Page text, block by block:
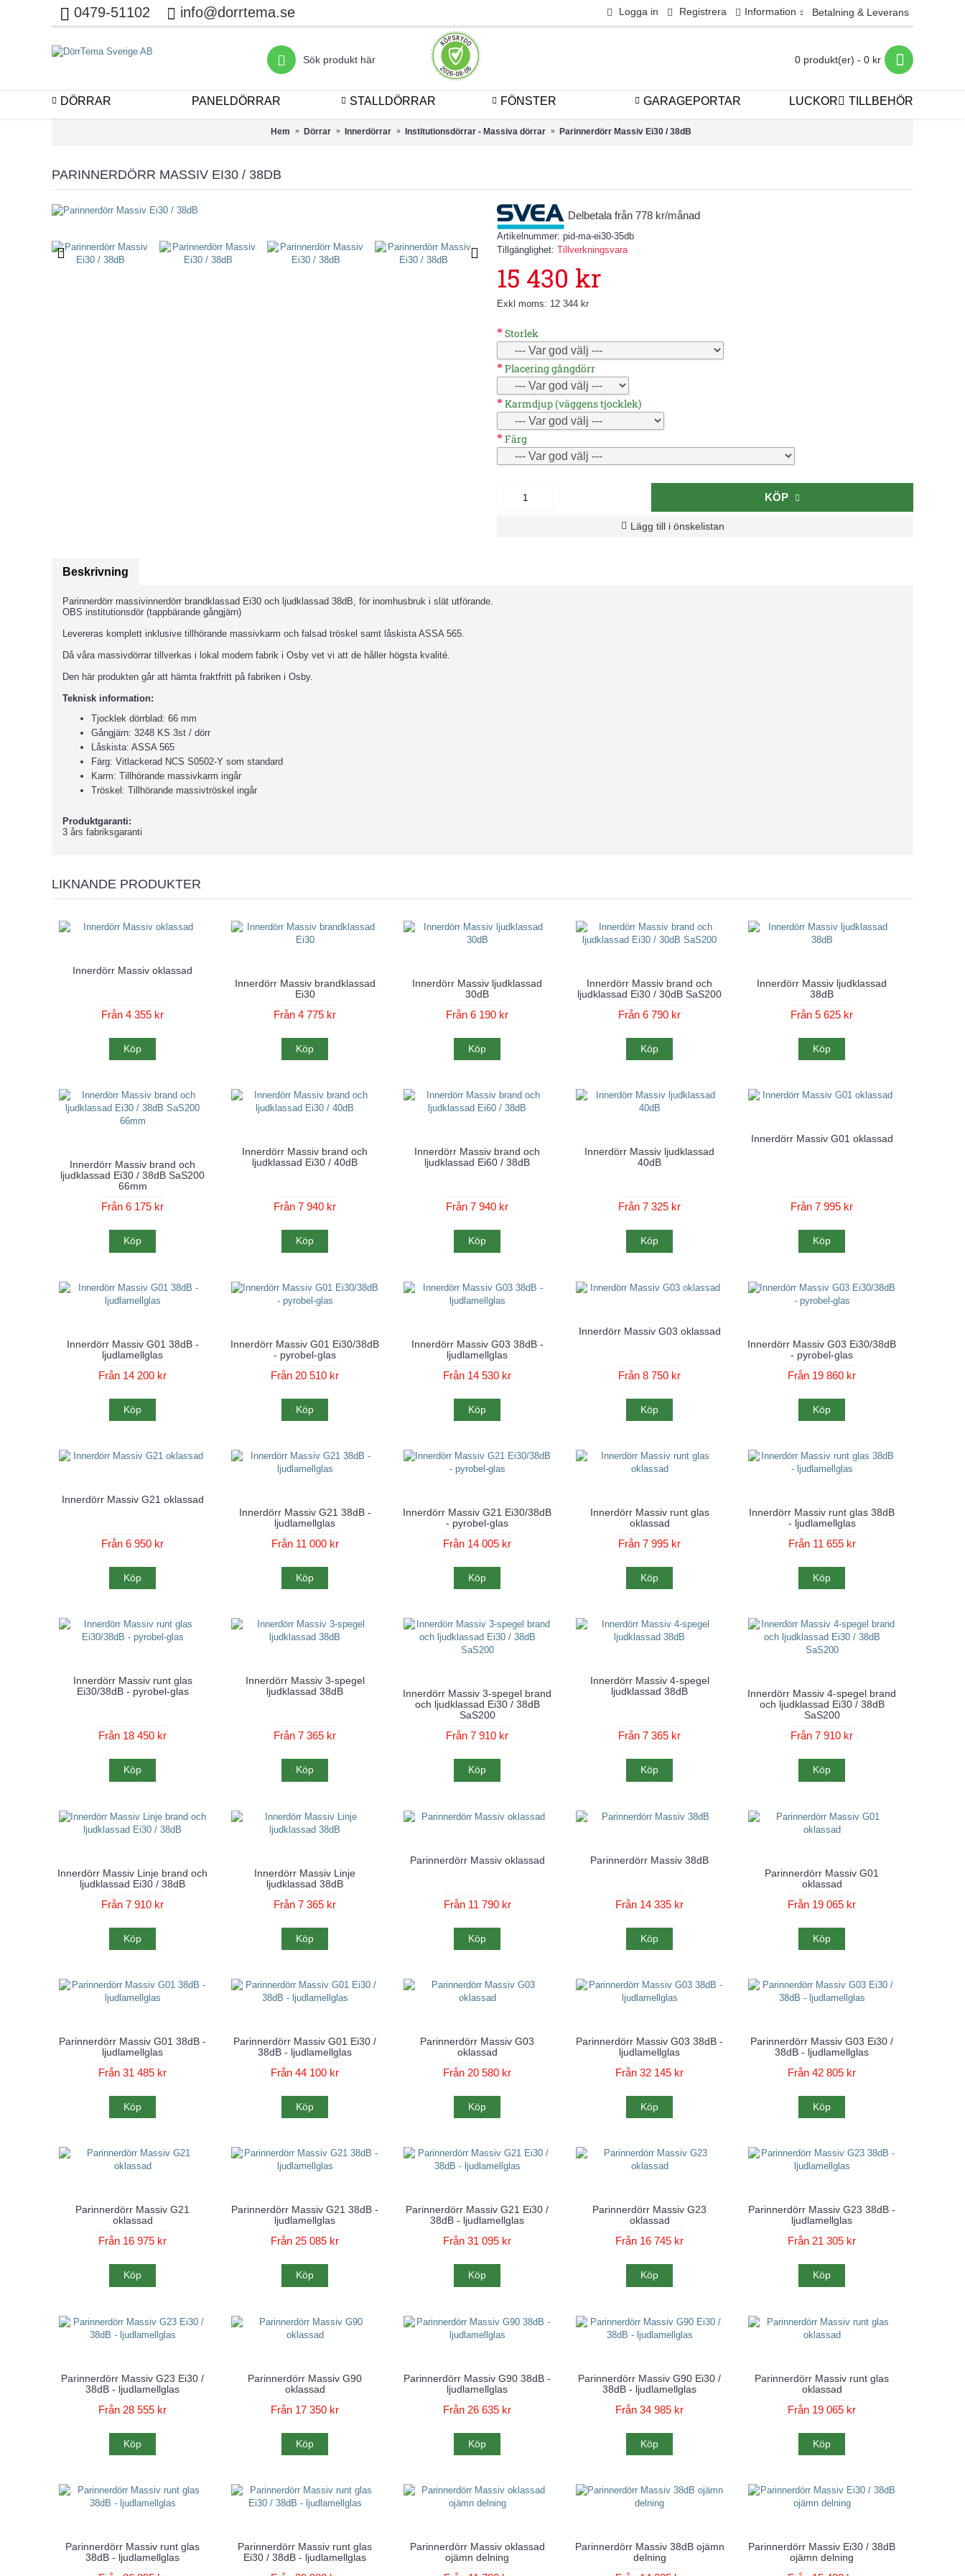
0479-51102 info@dorrtema.se Logga in Registrera Information Betalning & Leverans
0 produkt(er) - 0 kr
DÖRRAR PANELDÖRRAR STALLDÖRRAR FÖNSTER GARAGEPORTAR LUCKOR TILLBEHÖR
Hem Dörrar Innerdörrar Institutionsdörrar - Massiva dörrar Parinnerdörr Massiv Ei30 / 38dB
PARINNERDÖRR MASSIV EI30 / 38DB
Delbetala från 778 kr/månad
Artikelnummer: pid-ma-ei30-35db
Tillgänglighet: Tillverkningsvara
15 430 kr
Exkl moms: 12 344 kr
Storlek
Placering gångdörr
Karmdjup (väggens tjocklek)
Färg
KÖP
Lägg till i önskelistan
Beskrivning
Parinnerdörr massivinnerdörr brandklassad Ei30 och ljudklassad 38dB, för inomhusbruk i slät utförande.
OBS institutionsdör (tappbärande gångjärn)
Levereras komplett inklusive tillhörande massivkarm och falsad tröskel samt låskista ASSA 565.
Då våra massivdörrar tillverkas i lokal modern fabrik i Osby vet vi att de håller högsta kvalité.
Den här produkten går att hämta fraktfritt på fabriken i Osby.
Teknisk information:
Tjocklek dörrblad: 66 mm
Gångjärn: 3248 KS 3st / dörr
Låskista: ASSA 565
Färg: Vitlackerad NCS S0502-Y som standard
Karm: Tillhörande massivkarm ingår
Tröskel: Tillhörande massivtröskel ingår
Produktgaranti:
3 års fabriksgaranti
LIKNANDE PRODUKTER
Innerdörr Massiv oklassad
Från 4 355 kr
Köp
Innerdörr Massiv brandklassad
Ei30
Från 4 775 kr
Köp
Innerdörr Massiv ljudklassad
30dB
Från 6 190 kr
Köp
Innerdörr Massiv brand och
ljudklassad Ei30 / 30dB SaS200
Från 6 790 kr
Köp
Innerdörr Massiv ljudklassad
38dB
Från 5 625 kr
Köp
Innerdörr Massiv brand och
ljudklassad Ei30 / 38dB SaS200
66mm
Från 6 175 kr
Köp
Innerdörr Massiv brand och
ljudklassad Ei30 / 40dB
Från 7 940 kr
Köp
Innerdörr Massiv brand och
ljudklassad Ei60 / 38dB
Från 7 940 kr
Köp
Innerdörr Massiv ljudklassad
40dB
Från 7 325 kr
Köp
Innerdörr Massiv G01 oklassad
Från 7 995 kr
Köp
Innerdörr Massiv G01 38dB -
ljudlamellglas
Från 14 200 kr
Köp
Innerdörr Massiv G01 Ei30/38dB
- pyrobel-glas
Från 20 510 kr
Köp
Innerdörr Massiv G03 38dB -
ljudlamellglas
Från 14 530 kr
Köp
Innerdörr Massiv G03 oklassad
Från 8 750 kr
Köp
Innerdörr Massiv G03 Ei30/38dB
- pyrobel-glas
Från 19 860 kr
Köp
Innerdörr Massiv G21 oklassad
Från 6 950 kr
Köp
Innerdörr Massiv G21 38dB -
ljudlamellglas
Från 11 000 kr
Köp
Innerdörr Massiv G21 Ei30/38dB
- pyrobel-glas
Från 14 005 kr
Köp
Innerdörr Massiv runt glas
oklassad
Från 7 995 kr
Köp
Innerdörr Massiv runt glas 38dB
- ljudlamellglas
Från 11 655 kr
Köp
Innerdörr Massiv runt glas
Ei30/38dB - pyrobel-glas
Från 18 450 kr
Köp
Innerdörr Massiv 3-spegel
ljudklassad 38dB
Från 7 365 kr
Köp
Innerdörr Massiv 3-spegel brand
och ljudklassad Ei30 / 38dB
SaS200
Från 7 910 kr
Köp
Innerdörr Massiv 4-spegel
ljudklassad 38dB
Från 7 365 kr
Köp
Innerdörr Massiv 4-spegel brand
och ljudklassad Ei30 / 38dB
SaS200
Från 7 910 kr
Köp
Innerdörr Massiv Linje brand och
ljudklassad Ei30 / 38dB
Från 7 910 kr
Köp
Innerdörr Massiv Linje
ljudklassad 38dB
Från 7 365 kr
Köp
Parinnerdörr Massiv oklassad
Från 11 790 kr
Köp
Parinnerdörr Massiv 38dB
Från 14 335 kr
Köp
Parinnerdörr Massiv G01
oklassad
Från 19 065 kr
Köp
Parinnerdörr Massiv G01 38dB -
ljudlamellglas
Från 31 485 kr
Köp
Parinnerdörr Massiv G01 Ei30 /
38dB - ljudlamellglas
Från 44 100 kr
Köp
Parinnerdörr Massiv G03
oklassad
Från 20 580 kr
Köp
Parinnerdörr Massiv G03 38dB -
ljudlamellglas
Från 32 145 kr
Köp
Parinnerdörr Massiv G03 Ei30 /
38dB - ljudlamellglas
Från 42 805 kr
Köp
Parinnerdörr Massiv G21
oklassad
Från 16 975 kr
Köp
Parinnerdörr Massiv G21 38dB -
ljudlamellglas
Från 25 085 kr
Köp
Parinnerdörr Massiv G21 Ei30 /
38dB - ljudlamellglas
Från 31 095 kr
Köp
Parinnerdörr Massiv G23
oklassad
Från 16 745 kr
Köp
Parinnerdörr Massiv G23 38dB -
ljudlamellglas
Från 21 305 kr
Köp
Parinnerdörr Massiv G23 Ei30 /
38dB - ljudlamellglas
Från 28 555 kr
Köp
Parinnerdörr Massiv G90
oklassad
Från 17 350 kr
Köp
Parinnerdörr Massiv G90 38dB -
ljudlamellglas
Från 26 635 kr
Köp
Parinnerdörr Massiv G90 Ei30 /
38dB - ljudlamellglas
Från 34 985 kr
Köp
Parinnerdörr Massiv runt glas
oklassad
Från 19 065 kr
Köp
Parinnerdörr Massiv runt glas
38dB - ljudlamellglas
Parinnerdörr Massiv runt glas
Ei30 / 38dB - ljudlamellglas
Parinnerdörr Massiv oklassad
ojämn delning
Parinnerdörr Massiv 38dB ojämn
delning
Parinnerdörr Massiv Ei30 / 38dB
ojämn delning